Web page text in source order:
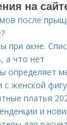
на
после
при акне.
а что нет
определяет
с женской
платья
и